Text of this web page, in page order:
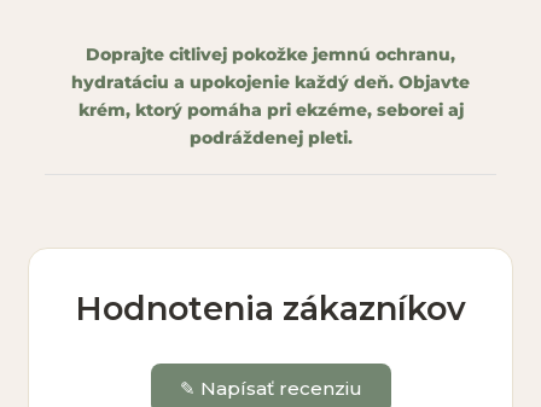
Doprajte citlivej pokožke jemnú ochranu,
hydratáciu a upokojenie každý deň. Objavte
krém, ktorý pomáha pri ekzéme, seborei aj
podráždenej pleti.
Hodnotenia zákazníkov
✎ Napísať recenziu